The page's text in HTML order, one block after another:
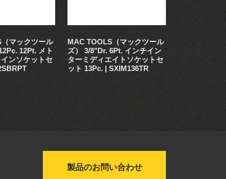
マックツール
12Pt. メト
ンソケットセ
MAC TOOLS（マックツール
ズ） 3/8"Dr. 6Pt. インチイン
ターミディエイトソケットセ
ット 13Pc. | SXIM136TR
製品のお問い合わせ